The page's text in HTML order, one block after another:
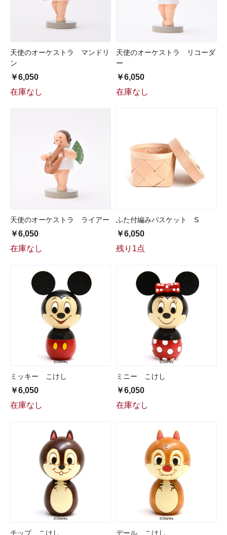
天使のオーケストラ マンドリ
ン
￥6,050
在庫なし
天使のオーケストラ リコーダ
ー
￥6,050
在庫なし
天使のオーケストラ ライアー
￥6,050
在庫なし
ふた付編みバスケット S
￥6,050
残り1点
ミッキー こけし
￥6,050
在庫なし
ミニー こけし
￥6,050
在庫なし
チップ こけし デール こけし